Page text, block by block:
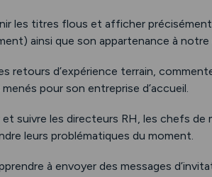
les titres flous et afficher
ainsi que son appartenance à
retours d’expérience terrain,
pour son entreprise d’accueil.
suivre les directeurs RH, les chefs de
leurs problématiques du moment.
à envoyer des messages